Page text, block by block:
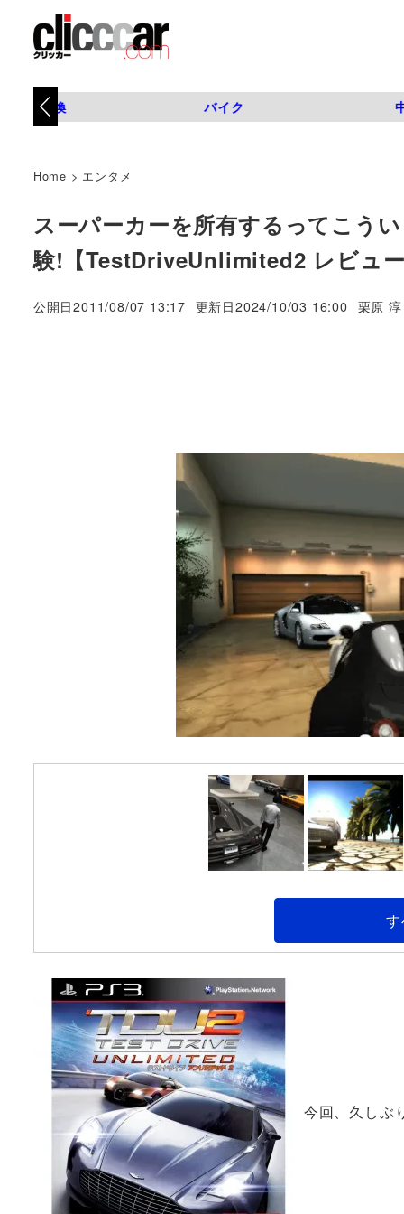
タイヤ交換 バイク
Home > エンタメ
スーパーカーを所有するってこう
験!【TestDriveUnlimited2 レビュ
公開日2011/08/07 13:17 更新日2024/10/03 16:00 著
栗原 淳
今回、久しぶ